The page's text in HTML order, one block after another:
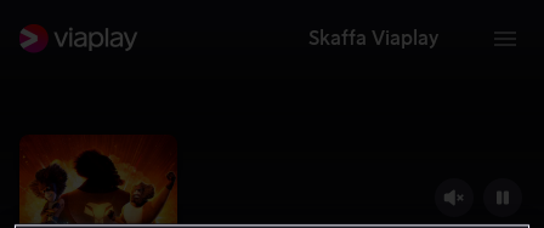
Skaffa Viaplay